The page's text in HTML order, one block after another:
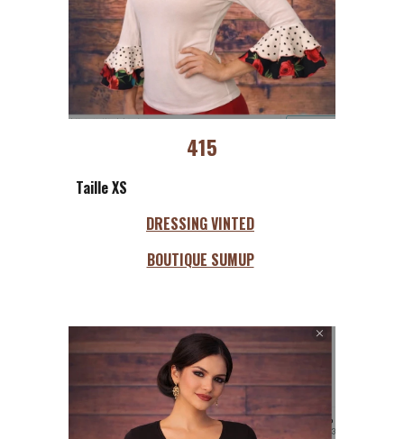
415
Taille XS
DRESSING VINTED
BOUTIQUE SUMUP